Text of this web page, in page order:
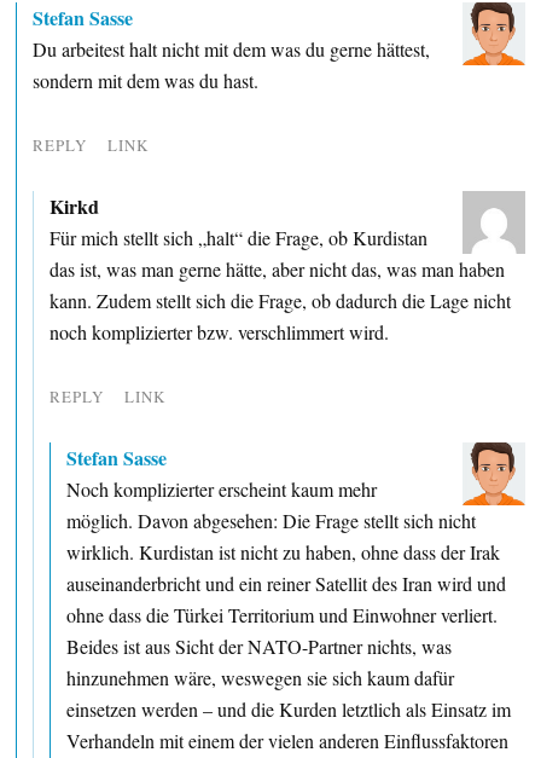
Stefan Sasse
Du arbeitest halt nicht mit dem was du gerne hättest,
sondern mit dem was du hast.
REPLY LINK
Kirkd
Für mich stellt sich „halt“ die Frage, ob Kurdistan
das ist, was man gerne hätte, aber nicht das, was man haben
kann. Zudem stellt sich die Frage, ob dadurch die Lage nicht
noch komplizierter bzw. verschlimmert wird.
REPLY LINK
Stefan Sasse
Noch komplizierter erscheint kaum mehr
möglich. Davon abgesehen: Die Frage stellt sich nicht
wirklich. Kurdistan ist nicht zu haben, ohne dass der Irak
auseinanderbricht und ein reiner Satellit des Iran wird und
ohne dass die Türkei Territorium und Einwohner verliert.
Beides ist aus Sicht der NATO-Partner nichts, was
hinzunehmen wäre, weswegen sie sich kaum dafür
einsetzen werden – und die Kurden letztlich als Einsatz im
Verhandeln mit einem der vielen anderen Einflussfaktoren